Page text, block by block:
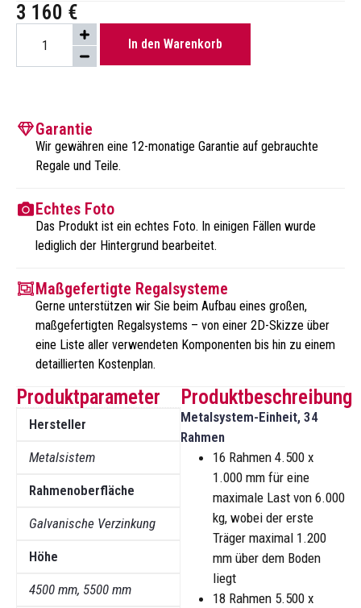
3 160 €
In den Warenkorb
Garantie
Wir gewähren eine 12-monatige Garantie auf gebrauchte
Regale und Teile.
Echtes Foto
Das Produkt ist ein echtes Foto. In einigen Fällen wurde
lediglich der Hintergrund bearbeitet.
Maßgefertigte Regalsysteme
Gerne unterstützen wir Sie beim Aufbau eines großen,
maßgefertigten Regalsystems – von einer 2D-Skizze über
eine Liste aller verwendeten Komponenten bis hin zu einem
detaillierten Kostenplan.
Produktparameter
Hersteller
Metalsistem
Rahmenoberfläche
Galvanische Verzinkung
Höhe
4500 mm, 5500 mm
Produktbeschreibung
Metalsystem-Einheit, 34
Rahmen
16 Rahmen 4.500 x
1.000 mm für eine
maximale Last von 6.000
kg, wobei der erste
Träger maximal 1.200
mm über dem Boden
liegt
18 Rahmen 5.500 x